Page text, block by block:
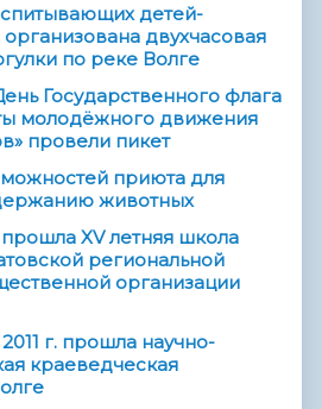
детей-
двухчасовая
по реке Волге
Государственного флага
молодёжного движения
провели пикет
приюта для
животных
XV летняя школа
региональной
организации
2011 г. прошла научно-
краеведческая